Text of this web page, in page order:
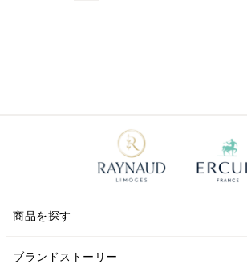
商品を探す
ブランドストーリー